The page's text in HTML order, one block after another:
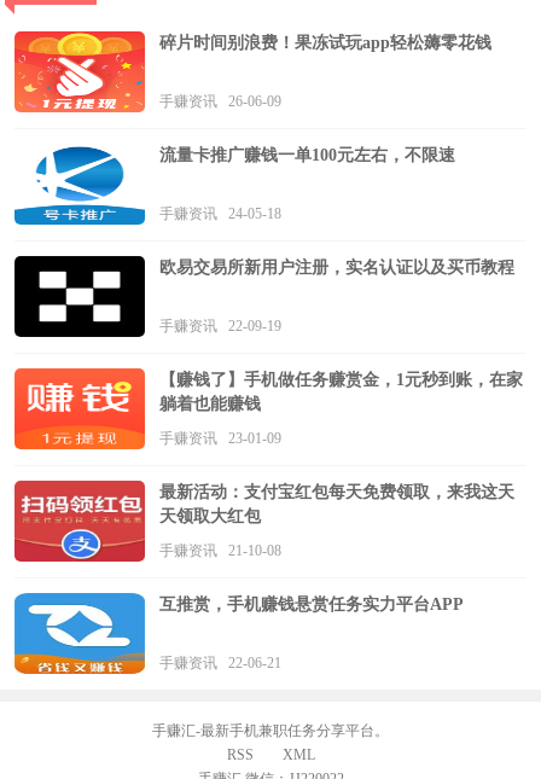
碎片时间别浪费！果冻试玩app轻松薅零花钱
手赚资讯 26-06-09
流量卡推广赚钱一单100元左右，不限速
手赚资讯 24-05-18
欧易交易所新用户注册，实名认证以及买币教程
手赚资讯 22-09-19
【赚钱了】手机做任务赚赏金，1元秒到账，在家
躺着也能赚钱
手赚资讯 23-01-09
最新活动：支付宝红包每天免费领取，来我这天
天领取大红包
手赚资讯 21-10-08
互推赏，手机赚钱悬赏任务实力平台APP
手赚资讯 22-06-21
手赚汇-最新手机兼职任务分享平台。
RSS
XML